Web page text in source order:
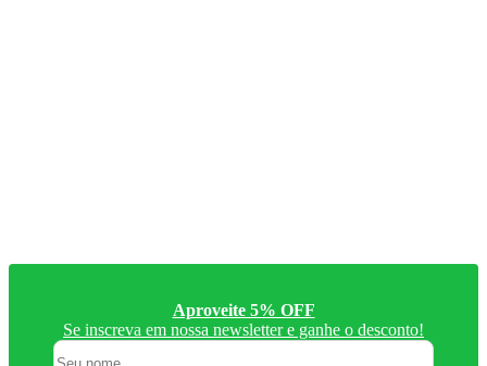
Aproveite 5% OFF
Se inscreva em nossa newsletter e ganhe o desconto!